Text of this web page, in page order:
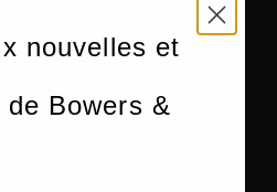
nouvelles et
Bowers &